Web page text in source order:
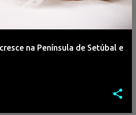
na Península de Setúbal e